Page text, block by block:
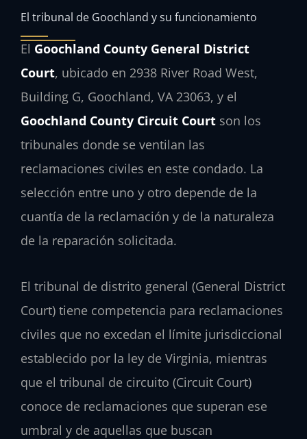
El tribunal de Goochland y su funcionamiento
El Goochland County General District
Court, ubicado en 2938 River Road West,
Building G, Goochland, VA 23063, y el
Goochland County Circuit Court son los
tribunales donde se ventilan las
reclamaciones civiles en este condado. La
selección entre uno y otro depende de la
cuantía de la reclamación y de la naturaleza
de la reparación solicitada.
El tribunal de distrito general (General District
Court) tiene competencia para reclamaciones
civiles que no excedan el límite jurisdiccional
establecido por la ley de Virginia, mientras
que el tribunal de circuito (Circuit Court)
conoce de reclamaciones que superan ese
umbral y de aquellas que buscan